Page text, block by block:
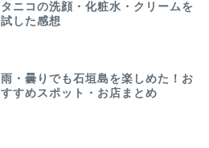
タニコの洗顔・化粧水・クリームを
試した感想
雨・曇りでも石垣島を楽しめた！お
すすめスポット・お店まとめ